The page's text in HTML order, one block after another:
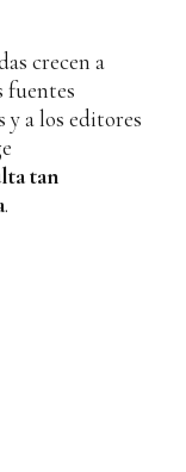
crecen a
fuentes
y a los editores
tan
.